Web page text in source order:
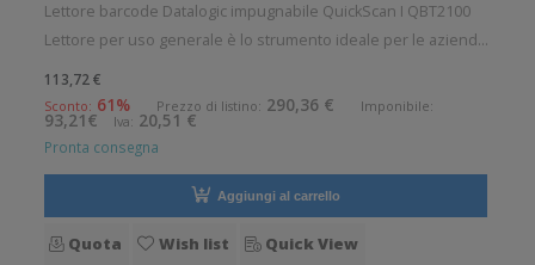
Lettore barcode Datalogic impugnabile QuickScan I QBT2100
Lettore per uso generale è lo strumento ideale per le aziende
dei codici a barre. Collegamento wireless senza fili. Angolo di
113,72 €
Sconto: 61% Prezzo di listino: 290,36 € Imponibile:
93,21€ Iva: 20,51 €
Pronta consegna
Aggiungi al carrello
Quota Wish list Quick View